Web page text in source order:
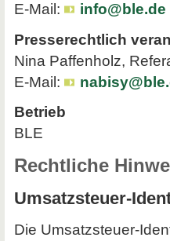
E-Mail:
info@ble.de
Presserechtlich
Nina Paffenholz,
E-Mail:
Betrieb
BLE
Rechtliche
Umsatzsteuer-
Die Umsatzsteuer-